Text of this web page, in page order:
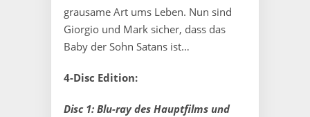
grausame Art ums Leben. Nun sind
Giorgio und Mark sicher, dass das
Baby der Sohn Satans ist…
4-Disc Edition:
Disc 1: Blu-ray des Hauptfilms und